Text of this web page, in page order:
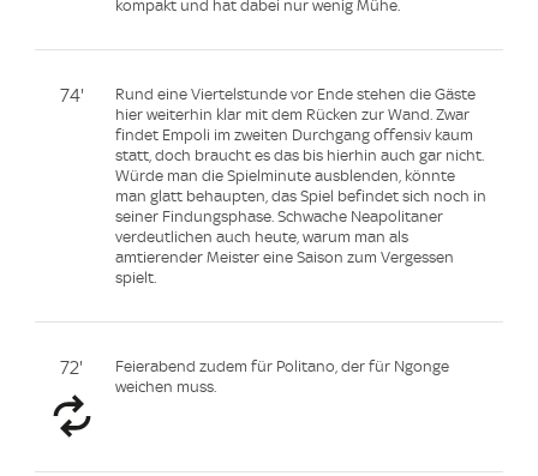
kompakt und hat dabei nur wenig Mühe.
74'
Rund eine Viertelstunde vor Ende stehen die Gäste
hier weiterhin klar mit dem Rücken zur Wand. Zwar
findet Empoli im zweiten Durchgang offensiv kaum
statt, doch braucht es das bis hierhin auch gar nicht.
Würde man die Spielminute ausblenden, könnte
man glatt behaupten, das Spiel befindet sich noch in
seiner Findungsphase. Schwache Neapolitaner
verdeutlichen auch heute, warum man als
amtierender Meister eine Saison zum Vergessen
spielt.
72'
Feierabend zudem für Politano, der für Ngonge
weichen muss.